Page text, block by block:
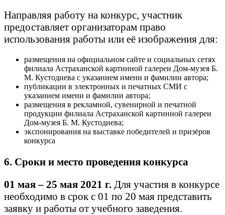
Направляя работу на конкурс, участник
предоставляет организаторам право
использования работы или её изображения для:
размещения на официальном сайте и социальных сетях
филиала Астраханской картинной галереи Дом-музея Б.
М. Кустодиева с указанием имени и фамилии автора;
публикации в электронных и печатных СМИ с
указанием имени и фамилии автора;
размещения в рекламной, сувенирной и печатной
продукции филиала Астраханской картинной галереи
Дом-музея Б. М. Кустодиева;
экспонирования на выставке победителей и призёров
конкурса
6. Сроки и место проведения конкурса
01 мая – 25 мая 2021 г. Для участия в конкурсе
необходимо в срок с 01 по 20 мая представить
заявку и работы от учебного заведения.